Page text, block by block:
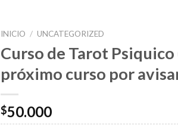
INICIO / UNCATEGORIZED
Curso de Tarot Psiquico
próximo curso por
$50.000